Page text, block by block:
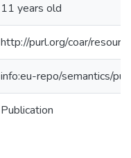
11 years old
http://purl.org/coar/
info:eu-repo/semantics/
Publication